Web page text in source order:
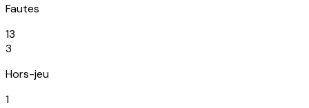
Fautes
13
3
Hors-jeu
1